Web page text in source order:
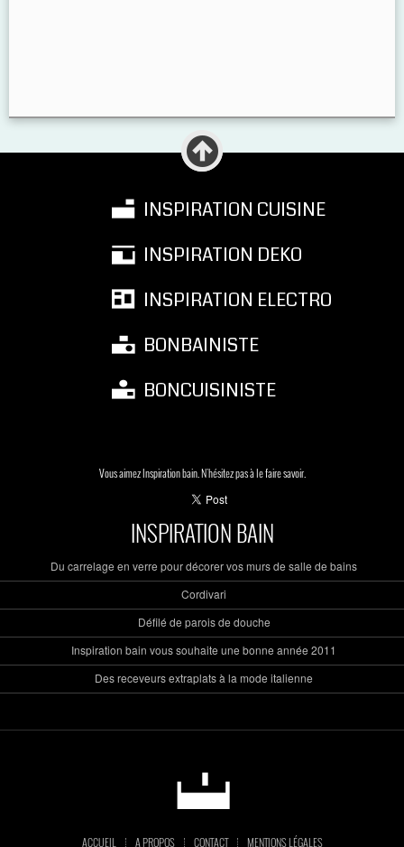
INSPIRATION CUISINE
INSPIRATION DEKO
INSPIRATION ELECTRO
BONBAINISTE
BONCUISINISTE
Vous aimez Inspiration bain. N'hésitez pas à le faire savoir.
INSPIRATION BAIN
Du carrelage en verre pour décorer vos murs de salle de bains
Cordivari
Défilé de parois de douche
Inspiration bain vous souhaite une bonne année 2011
Des receveurs extraplats à la mode italienne
ACCUEIL A PROPOS CONTACT MENTIONS LÉGALES